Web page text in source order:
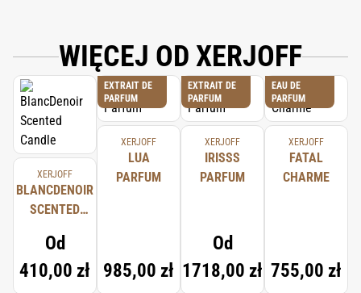
WIĘCEJ OD XERJOFF
XERJOFF
BLANCDENOIR
SCENTED
Od
410,00 zł
EXTRAIT DE
PARFUM
XERJOFF
LUA
PARFUM
985,00 zł
EXTRAIT DE
PARFUM
XERJOFF
IRISSS
PARFUM
Od
1718,00 zł
EAU DE
PARFUM
XERJOFF
FATAL
CHARME
755,00 zł